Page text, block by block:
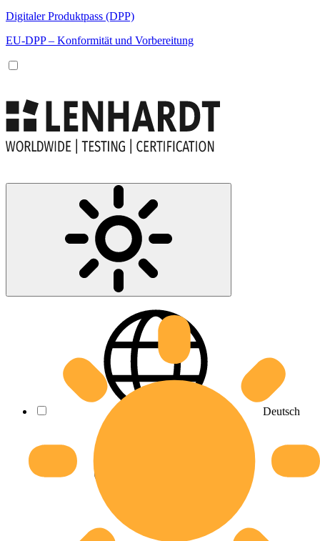
Digitaler Produktpass (DPP)
EU-DPP – Konformität und Vorbereitung
Deutsch